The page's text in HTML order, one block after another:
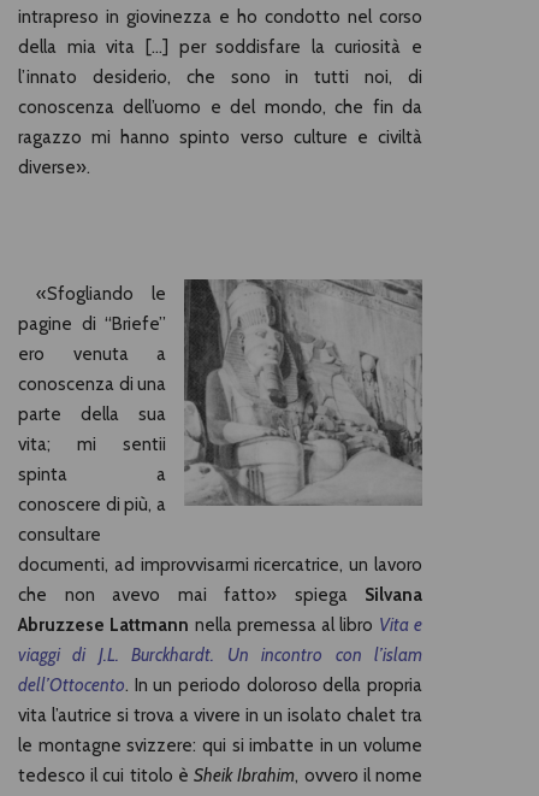
intrapreso in giovinezza e ho condotto nel corso
della mia vita […] per soddisfare la curiosità e
l’innato desiderio, che sono in tutti noi, di
conoscenza dell’uomo e del mondo, che fin da
ragazzo mi hanno spinto verso culture e civiltà
diverse».
«Sfogliando le
pagine di “Briefe”
ero venuta a
conoscenza di una
parte della sua
vita; mi sentii
spinta a
conoscere di più, a
consultare
documenti, ad improvvisarmi ricercatrice, un lavoro
che non avevo mai fatto» spiega Silvana
Abruzzese Lattmann nella premessa al libro Vita e
viaggi di J.L. Burckhardt. Un incontro con l’islam
dell’Ottocento. In un periodo doloroso della propria
vita l’autrice si trova a vivere in un isolato chalet tra
le montagne svizzere: qui si imbatte in un volume
tedesco il cui titolo èSheik Ibrahim, ovvero il nome